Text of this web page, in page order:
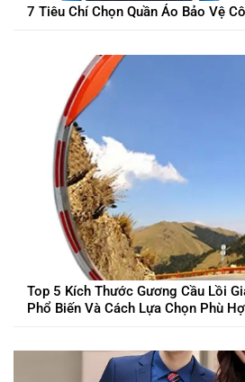
7 Tiêu Chí Chọn Quần Áo Bảo Vệ
Top 5 Kích Thước Gương Cầu Lồi
Phổ Biến Và Cách Lựa Chọn Phù